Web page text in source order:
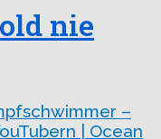
nie